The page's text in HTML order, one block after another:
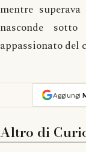
mentre
nasconde
appassionato del
Aggiungi
Altro di